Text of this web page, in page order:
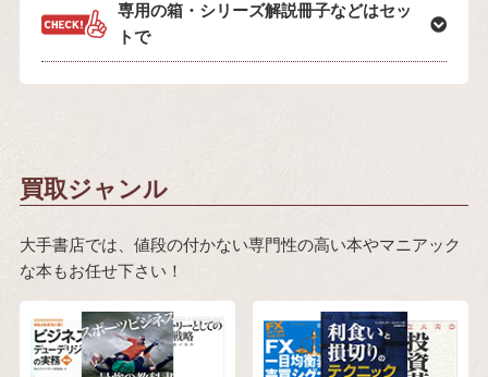
専用の箱・シリーズ解説冊子などはセッ
トで
買取ジャンル
大手書店では、値段の付かない専門性の高い本やマニアック
な本もお任せ下さい！